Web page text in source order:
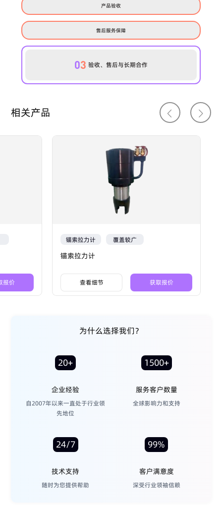
产品验收
售后服务保障
03 验收、售后与长期合作
相关产品
报价
锚索拉力计 覆盖较广
锚索拉力计
查看细节 获取报价
为什么选择我们？
20+
企业经验
自2007年以来一直处于行业领
先地位
1500+
服务客户数量
全球影响力和支持
24/7
技术支持
随时为您提供帮助
99%
客户满意度
深受行业领袖信赖